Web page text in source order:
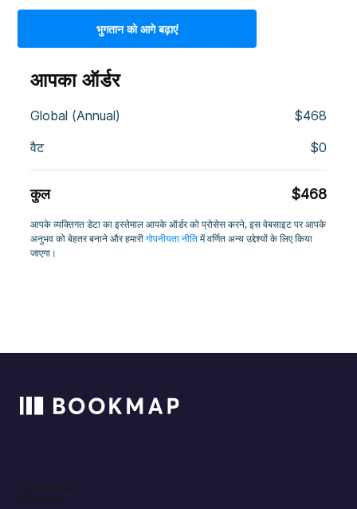
आपका ऑर्डर
Global (Annual) $468
वैट
$0
कुल $468
आपके व्यक्तिगत डेटा का इस्तेमाल आपके ऑर्डर को प्रोसेस करने, इस वेबसाइट पर आपके
अनुभव को बेहतर बनाने और हमारीगोपनीयता नीति में वर्णित अन्य उद्देश्यों के लिए किया
जाएगा।